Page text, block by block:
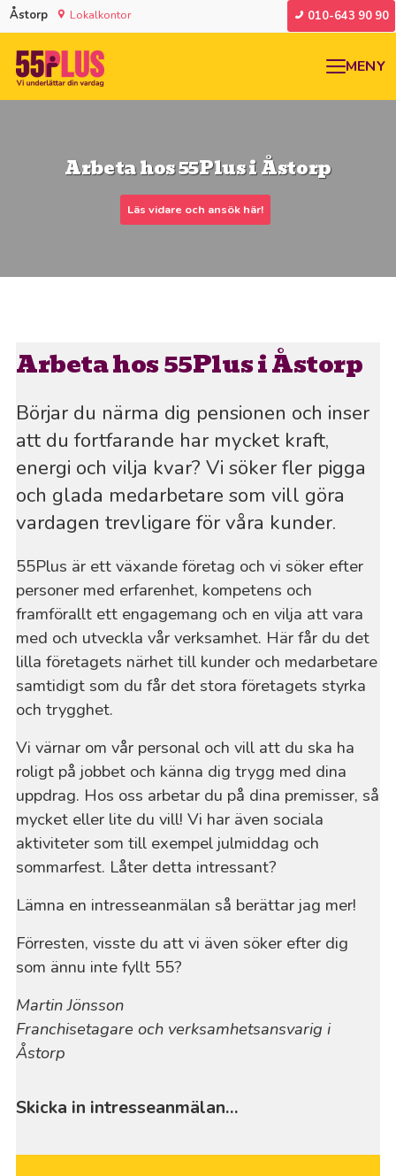
Åstorp Lokalkontor 010-643 90 90
MENY
Arbeta hos 55Plus i Åstorp
Läs vidare och ansök här!
Arbeta hos 55Plus i Åstorp
Börjar du närma dig pensionen och inser
att du fortfarande har mycket kraft,
energi och vilja kvar? Vi söker fler pigga
och glada medarbetare som vill göra
vardagen trevligare för våra kunder.
55Plus är ett växande företag och vi söker efter
personer med erfarenhet, kompetens och
framförallt ett engagemang och en vilja att vara
med och utveckla vår verksamhet. Här får du det
lilla företagets närhet till kunder och medarbetare
samtidigt som du får det stora företagets styrka
och trygghet.
Vi värnar om vår personal och vill att du ska ha
roligt på jobbet och känna dig trygg med dina
uppdrag. Hos oss arbetar du på dina premisser, så
mycket eller lite du vill! Vi har även sociala
aktiviteter som till exempel julmiddag och
sommarfest. Låter detta intressant?
Lämna en intresseanmälan så berättar jag mer!
Förresten, visste du att vi även söker efter dig
som ännu inte fyllt 55?
Martin Jönsson
Franchisetagare och verksamhetsansvarig i
Åstorp
Skicka in intresseanmälan…